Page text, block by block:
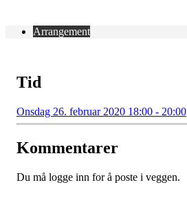
Arrangement
Tid
Onsdag 26. februar 2020 18:00 - 20:00
Kommentarer
Du må logge inn for å poste i veggen.